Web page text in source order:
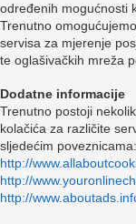
određenih mogućnosti
Trenutno
servisa za mjerenje
te oglašivačkih mreža
Dodatne informacije
Trenutno postoji
kolačića za različite
sljedećim poveznicama:
http://
http://
http://